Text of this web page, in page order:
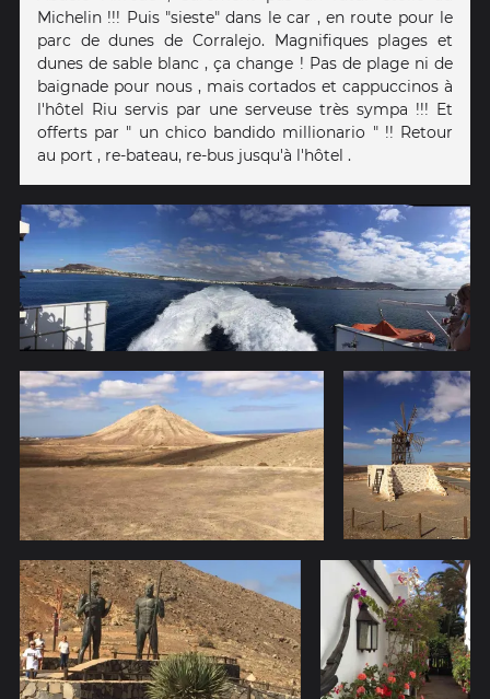
Michelin !!! Puis "sieste" dans le car , en route pour le
parc de dunes de Corralejo. Magnifiques plages et
dunes de sable blanc , ça change ! Pas de plage ni de
baignade pour nous , mais cortados et cappuccinos à
l'hôtel Riu servis par une serveuse très sympa !!! Et
offerts par " un chico bandido millionario " !! Retour
au port , re-bateau, re-bus jusqu'à l'hôtel .